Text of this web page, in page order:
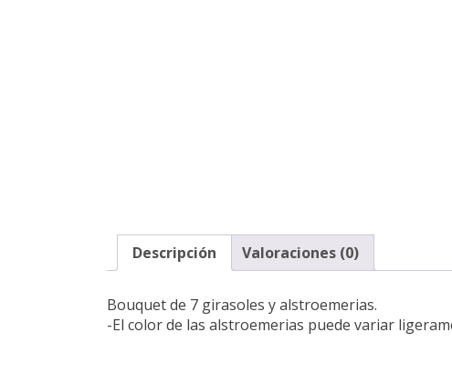
Descripción Valoraciones (0)
Bouquet de 7 girasoles y alstroemerias.
-El color de las alstroemerias puede variar